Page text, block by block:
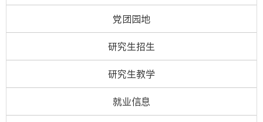
党团园地
研究生招生
研究生教学
就业信息